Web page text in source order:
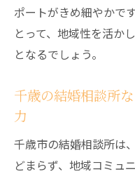
ポートがきめ細やかで
とって、地域性を活か
となるでしょう。
千歳の結婚相談所
力
千歳市の結婚相談所は
どまらず、地域コミュ